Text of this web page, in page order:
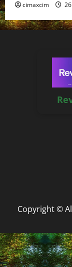
cimaxcim
Copyright ©